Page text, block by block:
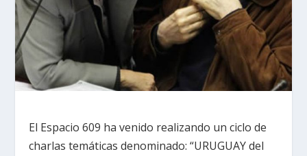
El Espacio 609 ha venido realizando un ciclo de
charlas temáticas denominado: “URUGUAY del